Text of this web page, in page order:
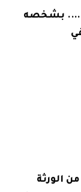
بشخصه
الورثة